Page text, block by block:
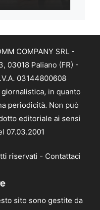
COMPANY SRL -
03018 Paliano (FR) -
03144800608
in quanto
periodicità. Non può
editoriale ai sensi
07.03.2001
riservati - Contattaci
sito sono gestite da